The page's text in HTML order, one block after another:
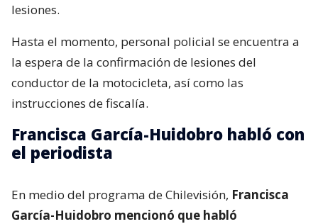
lesiones.
Hasta el momento, personal policial se encuentra a
la espera de la confirmación de lesiones del
conductor de la motocicleta, así como las
instrucciones de fiscalía.
Francisca García-Huidobro habló con
el periodista
En medio del programa de Chilevisión, Francisca
García-Huidobro mencionó que habló